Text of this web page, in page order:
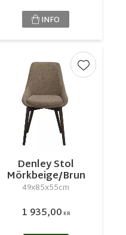
INFO
i favoriter
Denley Stol
Mörkbeige/Brun
49x85x55cm
1 935,00 KR
Lägg till